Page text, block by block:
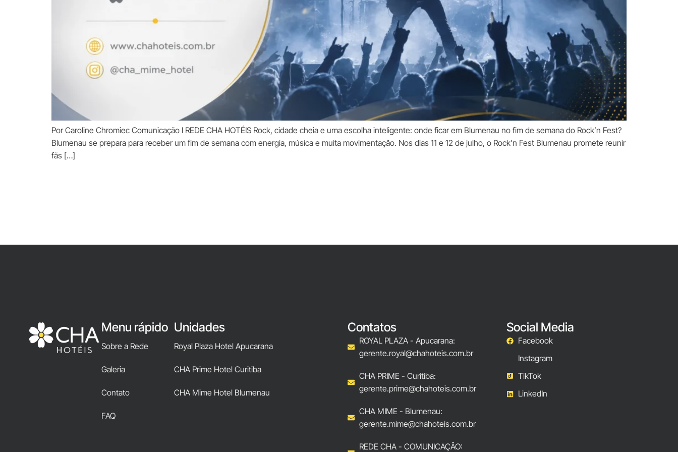
Por Caroline Chromiec Comunicação I REDE CHA HOTÉIS Rock, cidade cheia e uma escolha inteligente: onde ficar em Blumenau no fim de semana do Rock’n Fest?
Blumenau se prepara para receber um fim de semana com energia, música e muita movimentação. Nos dias 11 e 12 de julho, o Rock’n Fest Blumenau promete reunir
fãs […]
Menu rápido
Sobre a Rede
Galeria
Contato
FAQ
Unidades
Royal Plaza Hotel Apucarana
CHA Prime Hotel Curitiba
CHA Mime Hotel Blumenau
Contatos
ROYAL PLAZA - Apucarana:
gerente.royal@chahoteis.com.br
CHA PRIME - Curitiba:
gerente.prime@chahoteis.com.br
CHA MIME - Blumenau:
gerente.mime@chahoteis.com.br
REDE CHA - COMUNICAÇÃO:
Social Media
Facebook
Instagram
TikTok
LinkedIn